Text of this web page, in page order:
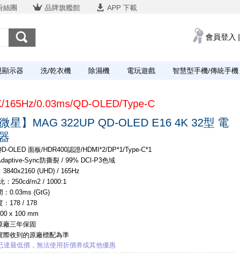
絲團 品牌旗艦館 APP 下載
會員登入 |
顯示器 洗/乾衣機 除濕機 電玩遊戲 智慧型手機/傳統手機
165Hz/0.03ms/QD-OLED/Type-C
微星】MAG 322UP QD-OLED E16 4K 32型 電
OLED 面板/HDR400認證/HDMI*2/DP*1/Type-C*1
Sync防撕裂 / 99% DCI-P3色域
3840x2160 (UHD) / 165Hz
：250cd/m2 / 1000:1
：0.03ms (GtG)
：178 / 178
x 100 mm
廠三年保固
際收到的原廠標配為準
達最低價，無法使用折價券或其他優惠